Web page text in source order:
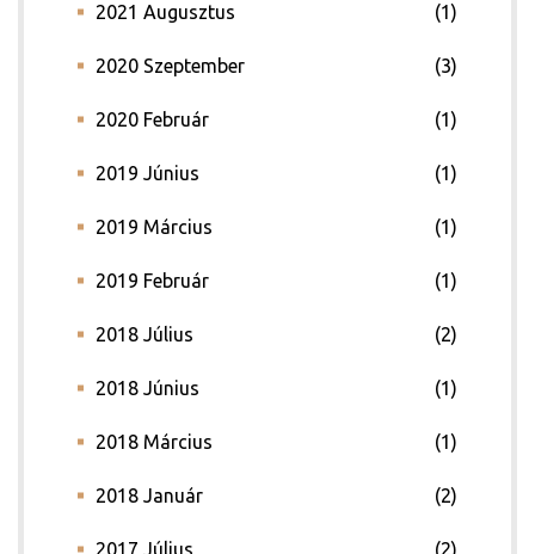
2021 Augusztus (1)
2020 Szeptember (3)
2020 Február (1)
2019 Június (1)
2019 Március (1)
2019 Február (1)
2018 Július (2)
2018 Június (1)
2018 Március (1)
2018 Január (2)
2017 Július (2)